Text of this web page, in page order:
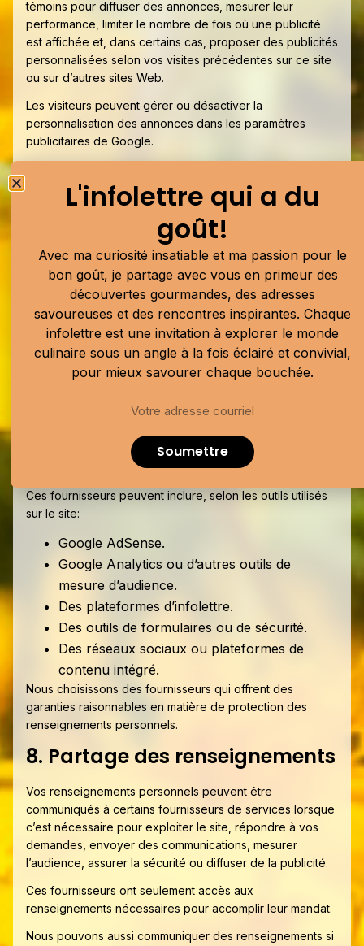
témoins pour diffuser des annonces, mesurer leur
performance, limiter le nombre de fois où une publicité
est affichée et, dans certains cas, proposer des publicités
personnalisées selon vos visites précédentes sur ce site
ou sur d’autres sites Web.
Les visiteurs peuvent gérer ou désactiver la
personnalisation des annonces dans les paramètres
publicitaires de Google.
publicitaires peuvent aussi utiliser des fichiers témoins
pour diffuser des annonces sur ce site. Vous pouvez
consulter les sites de ces fournisseurs pour connaître
leurs pratiques et, lorsque l’option est offerte, désactiver
certains usages liés à la publicité personnalisée.
7. Outils de mesure et services
tiers
Le site peut utiliser des services tiers pour mesurer
l’audience, analyser la performance, gérer des
contenus intégrés ou diffuser des publicités.
Ces services peuvent recueillir certaines données
techniques ou utiliser des fichiers témoins selon leurs
propres politiques de confidentialité.
Ces fournisseurs peuvent inclure, selon les outils utilisés
sur le site:
Google AdSense.
Google Analytics ou d’autres outils de
mesure d’audience.
Des plateformes d’infolettre.
Des outils de formulaires ou de sécurité.
Des réseaux sociaux ou plateformes de
contenu intégré.
Nous choisissons des fournisseurs qui offrent des
garanties raisonnables en matière de protection des
renseignements personnels.
8. Partage des renseignements
Vos renseignements personnels peuvent être
communiqués à certains fournisseurs de services lorsque
c’est nécessaire pour exploiter le site, répondre à vos
demandes, envoyer des communications, mesurer
l’audience, assurer la sécurité ou diffuser de la publicité.
Ces fournisseurs ont seulement accès aux
renseignements nécessaires pour accomplir leur mandat.
Nous pouvons aussi communiquer des renseignements si
L'infolettre qui a du
goût!
Avec ma curiosité insatiable et ma passion pour le
bon goût, je partage avec vous en primeur des
découvertes gourmandes, des adresses
savoureuses et des rencontres inspirantes. Chaque
infolettre est une invitation à explorer le monde
culinaire sous un angle à la fois éclairé et convivial,
pour mieux savourer chaque bouchée.
Soumettre